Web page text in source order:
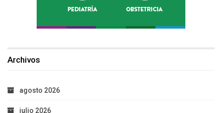
Archivos
agosto 2026
julio 2026